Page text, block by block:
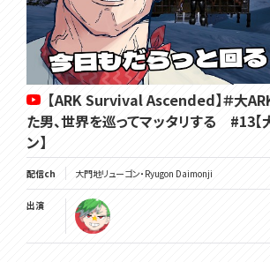
【ARK Survival Ascended】＃大
た男、世界を巡ってマッタリする #13【
ン】
配信ch 大門地リューゴン・Ryugon Daimonji
出演